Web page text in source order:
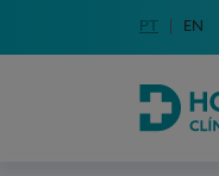
Escolha o
Idioma
PT EN